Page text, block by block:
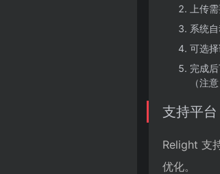
上传
系统
可选
完成
（注
支持平台
Relight 支
优化。